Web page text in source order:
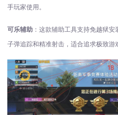
手玩家使用。
可乐辅助 ：这款辅助工具支持免越狱
子弹追踪和精准射击，适合追求极致游